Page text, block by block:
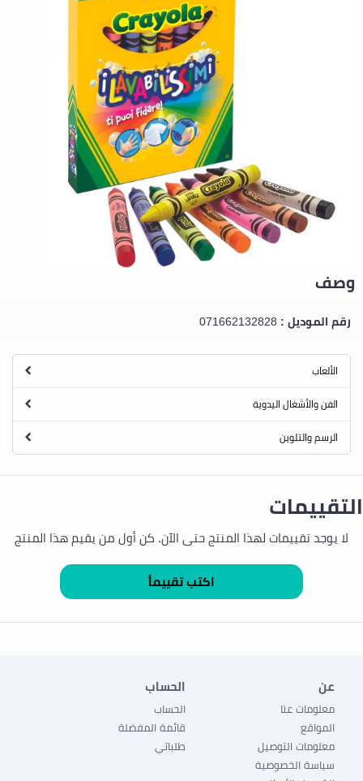
وصف
رقم الموديل : 071662132828
الألعاب
الفن والأشغال اليدوية
الرسم والتلوين
التقييمات
لا يوجد تقييمات لهذا المنتج حتى الآن. كن أول من يقيم هذا المنتج
عن
معلومات عنا
المواقع
معلومات التوصيل
سياسة الخصوصية
الحساب
الحساب
قائمة المفضلة
طلباتي